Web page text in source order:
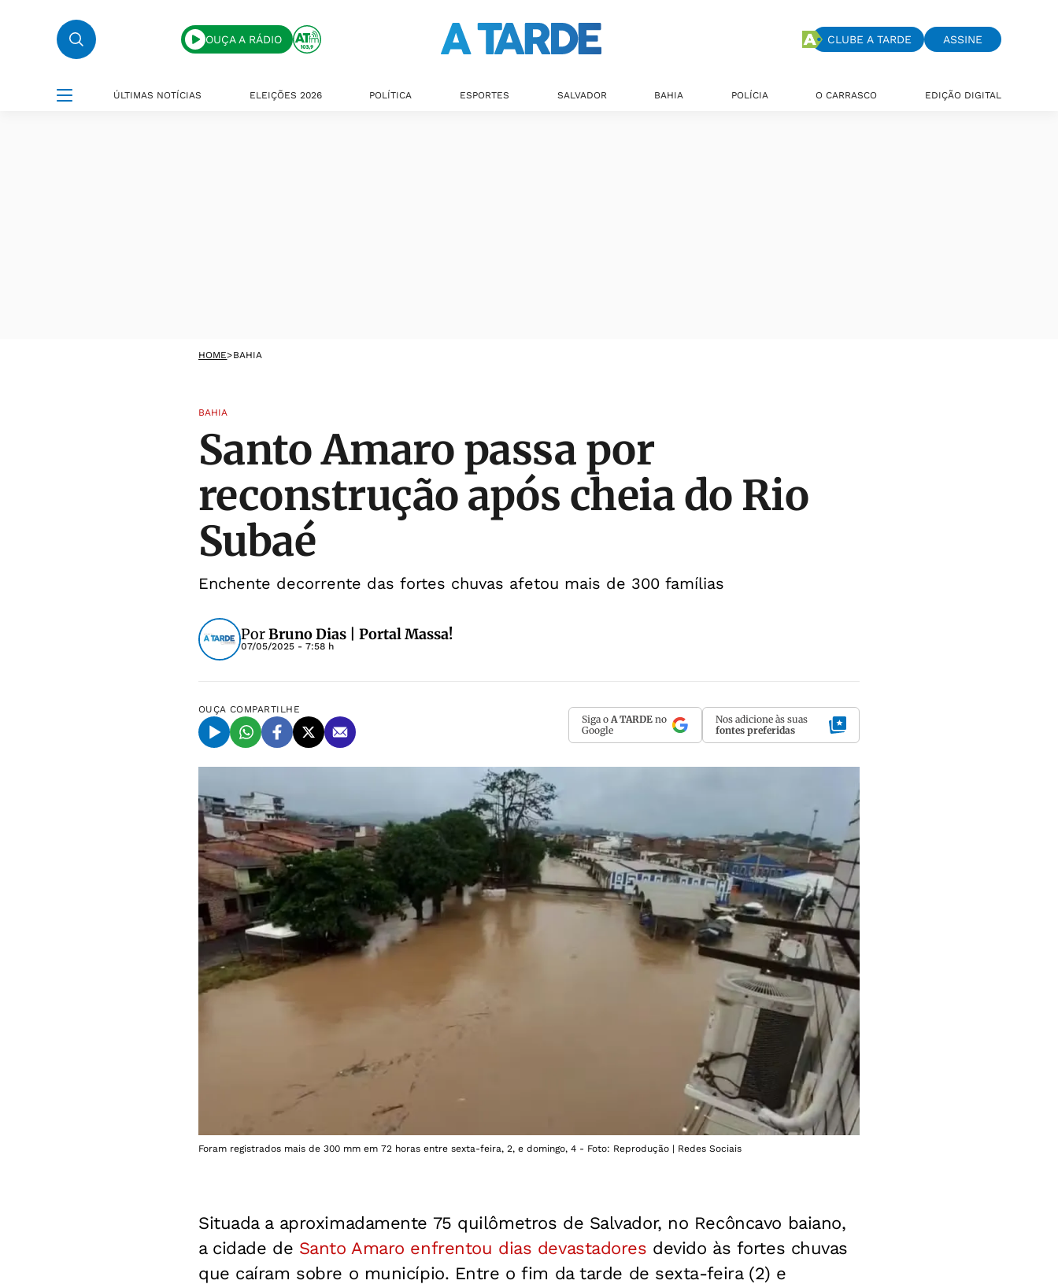
OUÇA A RÁDIO CLUBE A TARDE ASSINE
ÚLTIMAS NOTÍCIAS ELEIÇÕES 2026 POLÍTICA ESPORTES SALVADOR BAHIA POLÍCIA O CARRASCO EDIÇÃO DIGITAL
HOME>BAHIA
BAHIA
Santo Amaro passa por
reconstrução após cheia do Rio
Subaé
Enchente decorrente das fortes chuvas afetou mais de 300 famílias
PorBruno Dias | Portal Massa!
07/05/2025 - 7:58 h
OUÇA COMPARTILHE
Siga o A TARDE no
Google
Nos adicione às suas
fontes preferidas
Foram registrados mais de 300 mm em 72 horas entre sexta-feira, 2, e domingo, 4 - Foto: Reprodução | Redes Sociais
Situada a aproximadamente 75 quilômetros de Salvador, no Recôncavo baiano,
a cidade de Santo Amaro enfrentou dias devastadores devido às fortes chuvas
que caíram sobre o município. Entre o fim da tarde de sexta-feira (2) e